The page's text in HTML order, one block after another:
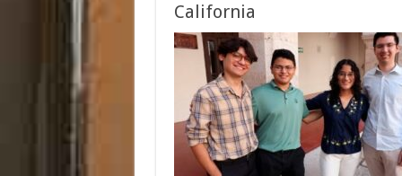
California